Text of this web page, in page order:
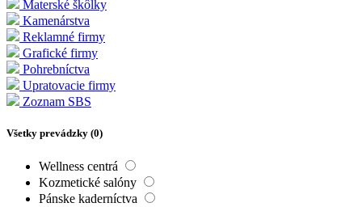
Materské škôlky
Kamenárstva
Reklamné firmy
Grafické firmy
Pohrebníctva
Upratovacie firmy
Zoznam SBS
Všetky prevádzky (0)
Wellness centrá
Kozmetické salóny
Pánske kaderníctva